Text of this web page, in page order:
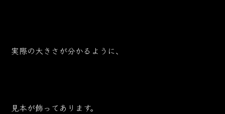
実際の大きさが分かるように、
見本が飾ってあります。